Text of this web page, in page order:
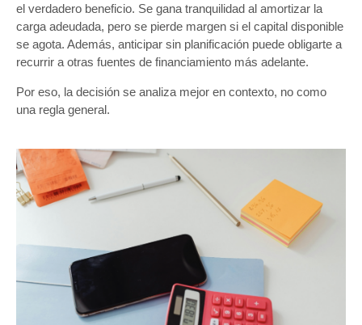
el verdadero beneficio. Se gana tranquilidad al amortizar la
carga adeudada, pero se pierde margen si el capital disponible
se agota. Además, anticipar sin planificación puede obligarte a
recurrir a otras fuentes de financiamiento más adelante.
Por eso, la decisión se analiza mejor en contexto, no como
una regla general.